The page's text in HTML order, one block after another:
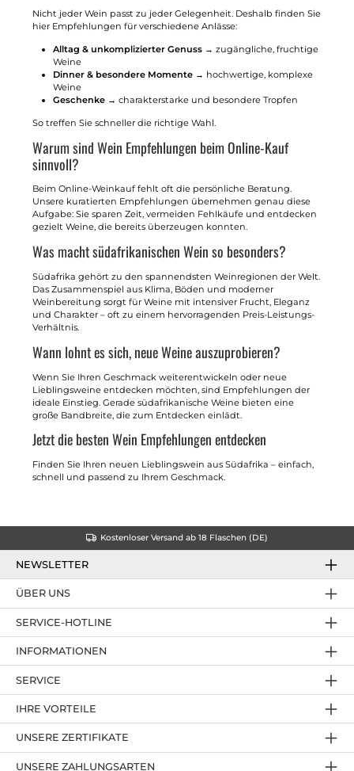
Nicht jeder Wein passt zu jeder Gelegenheit. Deshalb finden Sie
hier Empfehlungen für verschiedene Anlässe:
Alltag & unkomplizierter Genuss→ zugängliche, fruchtige
Weine
Dinner & besondere Momente→ hochwertige, komplexe
Weine
Geschenke→ charakterstarke und besondere Tropfen
So treffen Sie schneller die richtige Wahl.
Warum sind Wein Empfehlungen beim Online-Kauf
sinnvoll?
Beim Online-Weinkauf fehlt oft die persönliche Beratung.
Unsere kuratierten Empfehlungen übernehmen genau diese
Aufgabe: Sie sparen Zeit, vermeiden Fehlkäufe und entdecken
gezielt Weine, die bereits überzeugen konnten.
Was macht südafrikanischen Wein so besonders?
Südafrika gehört zu den spannendsten Weinregionen der Welt.
Das Zusammenspiel aus Klima, Böden und moderner
Weinbereitung sorgt für Weine mit intensiver Frucht, Eleganz
und Charakter – oft zu einem hervorragenden Preis-Leistungs-
Verhältnis.
Wann lohnt es sich, neue Weine auszuprobieren?
Wenn Sie Ihren Geschmack weiterentwickeln oder neue
Lieblingsweine entdecken möchten, sind Empfehlungen der
ideale Einstieg. Gerade südafrikanische Weine bieten eine
große Bandbreite, die zum Entdecken einlädt.
Jetzt die besten Wein Empfehlungen entdecken
Finden Sie Ihren neuen Lieblingswein aus Südafrika – einfach,
schnell und passend zu Ihrem Geschmack.
Kostenloser Versand ab 18 Flaschen (DE)
NEWSLETTER
SERVICE-HOTLINE
IHRE VORTEILE
UNSERE ZAHLUNGSARTEN
ÜBER UNS
UNSERE ZERTIFIKATE
INFORMATIONEN
SERVICE